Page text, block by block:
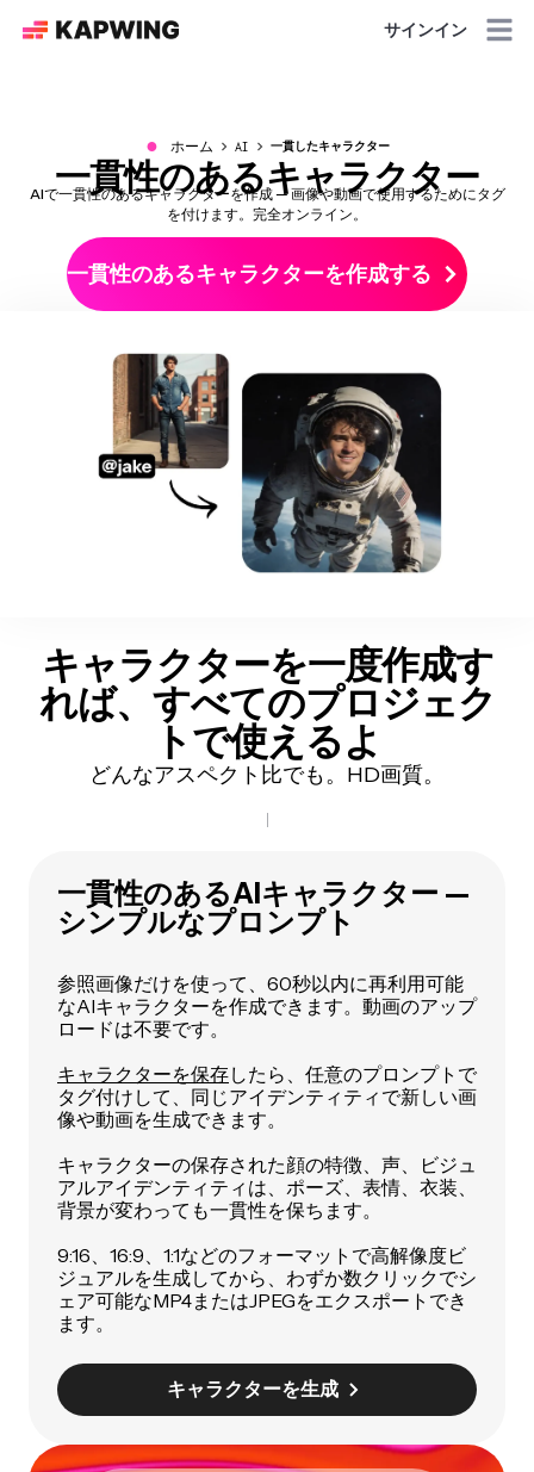
サインイン
● ホーム AI 一貫したキャラクター
一貫性のあるキャラクター
AIで一貫性のあるキャラクターを作成 — 画像や動画で使用するためにタグ
を付けます。完全オンライン。
一貫性のあるキャラクターを作成する
キャラクターを一度作成す
れば、すべてのプロジェク
トで使えるよ
どんなアスペクト比でも。HD画質。
一貫性のあるAIキャラクター —
シンプルなプロンプト
参照画像だけを使って、60秒以内に再利用可能
なAIキャラクターを作成できます。動画のアップ
ロードは不要です。
キャラクターを保存したら、任意のプロンプトで
タグ付けして、同じアイデンティティで新しい画
像や動画を生成できます。
キャラクターの保存された顔の特徴、声、ビジュ
アルアイデンティティは、ポーズ、表情、衣装、
背景が変わっても一貫性を保ちます。
9:16、16:9、1:1などのフォーマットで高解像度ビ
ジュアルを生成してから、わずか数クリックでシ
ェア可能なMP4またはJPEGをエクスポートでき
ます。
キャラクターを生成